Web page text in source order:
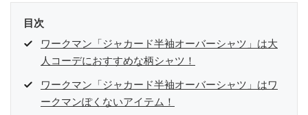
目次
ワークマン「ジャカード半袖オーバーシャツ」は大
人コーデにおすすめな柄シャツ！
ワークマン「ジャカード半袖オーバーシャツ」はワ
ークマンぽくないアイテム！